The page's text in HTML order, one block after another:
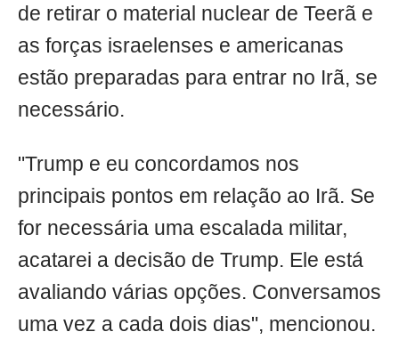
de retirar o material nuclear de Teerã e
as forças israelenses e americanas
estão preparadas para entrar no Irã, se
necessário.
"Trump e eu concordamos nos
principais pontos em relação ao Irã. Se
for necessária uma escalada militar,
acatarei a decisão de Trump. Ele está
avaliando várias opções. Conversamos
uma vez a cada dois dias", mencionou.